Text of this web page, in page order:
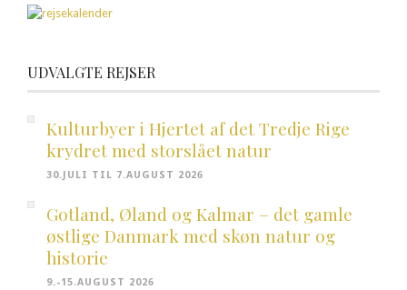
UDVALGTE REJSER
Kulturbyer i Hjertet af det Tredje Rige
krydret med storslået natur
30.JULI TIL 7.AUGUST 2026
Gotland, Øland og Kalmar – det gamle
østlige Danmark med skøn natur og
historie
9.-15.AUGUST 2026